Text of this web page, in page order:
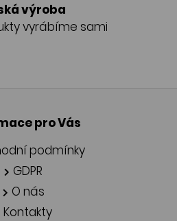
výroba
vyrábíme sami
pro Vás
podmínky
GDPR
O nás
Kontakty